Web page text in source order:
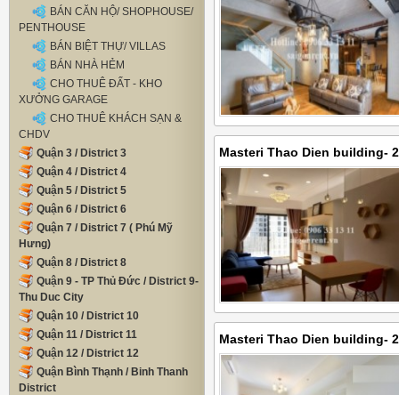
BÁN CĂN HỘ/ SHOPHOUSE/
PENTHOUSE
BÁN BIỆT THỰ/ VILLAS
BÁN NHÀ HẺM
CHO THUÊ ĐẤT - KHO
XƯỞNG GARAGE
CHO THUÊ KHÁCH SẠN &
CHDV
Quận 3 / District 3
Quận 4 / District 4
Quận 5 / District 5
Quận 6 / District 6
Quận 7 / District 7 ( Phú Mỹ
Hưng)
Quận 8 / District 8
Quận 9 - TP Thủ Đức / District 9-
Thu Duc City
Quận 10 / District 10
Quận 11 / District 11
Quận 12 / District 12
Quận Bình Thạnh / Binh Thanh
District
Thao Dien buiding - 4500
Masteri Thao Dien building-
bedrooms and 02
Masteri Thao Dien building-
View with 02 bedrooms, 02
USD